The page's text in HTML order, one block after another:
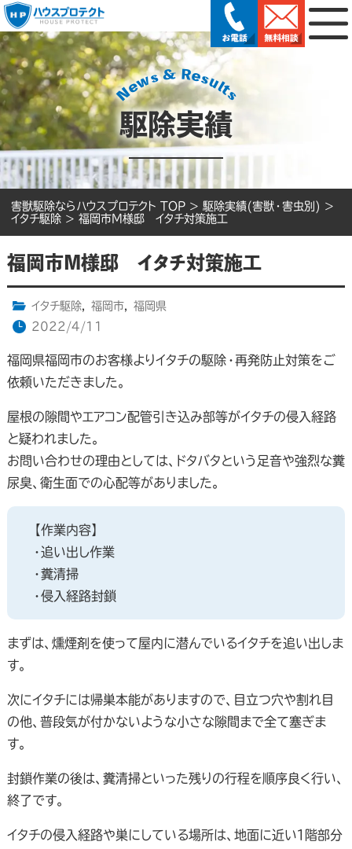
駆除実績
害獣駆除ならハウスプロテクト TOP > 駆除実績(害獣・害虫別) >
イタチ駆除 > 福岡市M様邸 イタチ対策施工
福岡市M様邸 イタチ対策施工
イタチ駆除, 福岡市,
福岡県
2022/4/11
福岡県福岡市のお客様よりイタチの駆除・再発防止対策をご
依頼いただきました。
屋根の隙間やエアコン配管引き込み部等がイタチの侵入経路
と疑われました。
お問い合わせの理由としては、ドタバタという足音や強烈な糞
尿臭、衛生面での心配等がありました。
【作業内容】
・追い出し作業
・糞清掃
・侵入経路封鎖
まずは、燻煙剤を使って屋内に潜んでいるイタチを追い出しま
す。
次にイタチには帰巣本能がありますので、目立つ穴や割れ目
の他、普段気が付かないような小さな隙間まで全て塞ぎま
す。
封鎖作業の後は、糞清掃といった残りの行程を順序良く行い、
終了です。
イタチの侵入経路や巣にしている場所は、地面に近い１階部分